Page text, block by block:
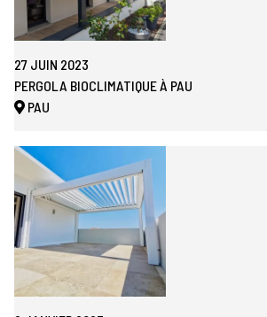
27 JUIN 2023
PERGOLA BIOCLIMATIQUE À PAU
PAU